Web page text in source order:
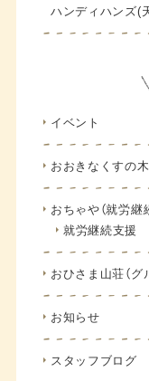
ハンディハンズ(
イベント
おおきなくすの木
おちゃや（就労継
就労継続支援
おひさま山荘（グ
お知らせ
スタッフブログ